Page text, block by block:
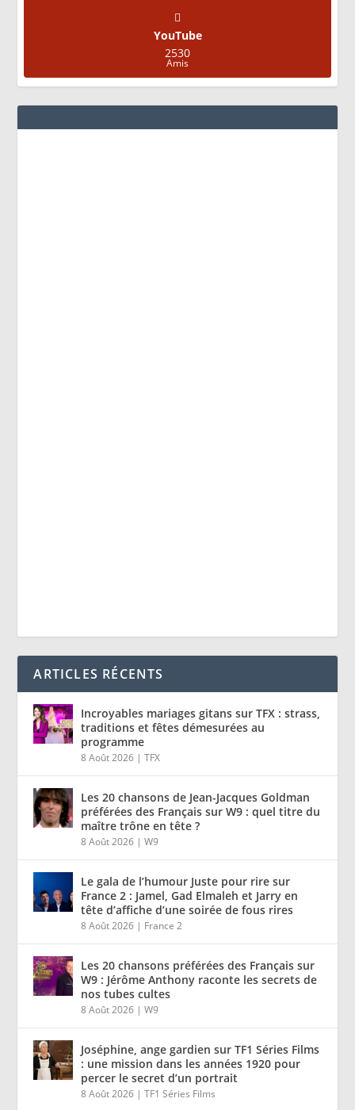
YouTube
2530
Amis
ARTICLES RÉCENTS
Incroyables mariages gitans sur TFX : strass,
traditions et fêtes démesurées au
programme
8 Août 2026 |TFX
Les 20 chansons de Jean-Jacques Goldman
préférées des Français sur W9 : quel titre du
maître trône en tête ?
8 Août 2026 |W9
Le gala de l’humour Juste pour rire sur
France 2 : Jamel, Gad Elmaleh et Jarry en
tête d’affiche d’une soirée de fous rires
8 Août 2026 | France 2
Les 20 chansons préférées des Français sur
W9 : Jérôme Anthony raconte les secrets de
nos tubes cultes
8 Août 2026 |W9
Joséphine, ange gardien sur TF1 Séries Films
: une mission dans les années 1920 pour
percer le secret d’un portrait
8 Août 2026 |TF1 Séries Films